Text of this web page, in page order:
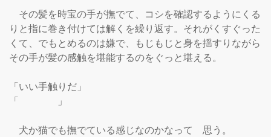
その髪を時宝の手が撫でて、コシを確認するようにくる
りと指に巻き付けては解くを繰り返す。それがくすぐった
くて、でもとめるのは嫌で、もじもじと身を揺すりながら
その手が髪の感触を堪能するのをぐっと堪える。
「いい手触りだ」
「　　　　」
犬か猫でも撫でている感じなのかなって　思う。